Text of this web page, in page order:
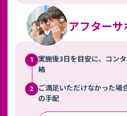
アフターサ
1
実施後3日を目安に、コン
絡
2
ご満足いただけなかった場
の手配